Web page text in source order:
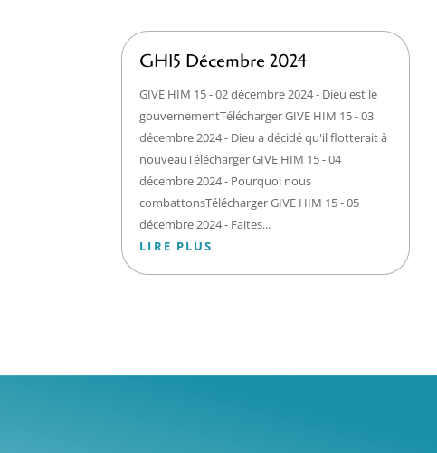
GH15 Décembre 2024
GIVE HIM 15 - 02 décembre 2024 - Dieu est le
gouvernementTélécharger GIVE HIM 15 - 03
décembre 2024 - Dieu a décidé qu'il flotterait à
nouveauTélécharger GIVE HIM 15 - 04
décembre 2024 - Pourquoi nous
combattonsTélécharger GIVE HIM 15 - 05
décembre 2024 - Faites...
LIRE PLUS